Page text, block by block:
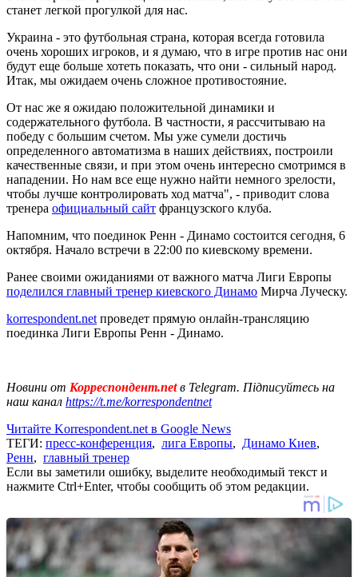
станет легкой прогулкой для нас.
Украина - это футбольная страна, которая всегда готовила
очень хороших игроков, и я думаю, что в игре против нас они
будут еще больше хотеть показать, что они - сильный народ.
Итак, мы ожидаем очень сложное противостояние.
От нас же я ожидаю положительной динамики и
содержательного футбола. В частности, я рассчитываю на
победу с большим счетом. Мы уже сумели достичь
определенного автоматизма в наших действиях, построили
качественные связи, и при этом очень интересно смотримся в
нападении. Но нам все еще нужно найти немного зрелости,
чтобы лучше контролировать ход матча", - приводит слова
тренера официальный сайт французского клуба.
Напомним, что поединок Ренн - Динамо состоится сегодня, 6
октября. Начало встречи в 22:00 по киевскому времени.
Ранее своими ожиданиями от важного матча Лиги Европы
поделился главный тренер киевского Динамо Мирча Луческу.
korrespondent.net проведет прямую онлайн-трансляцию
поединка Лиги Европы Ренн - Динамо.
Новини от Корреспондент.netв Telegram. Підписуйтесь на
наш канал https://t.me/korrespondentnet
Читайте Korrespondent.net в Google News
ТЕГИ: пресс-конференция, лига Европы, Динамо Киев,
Ренн, главный тренер
Если вы заметили ошибку, выделите необходимый текст и
нажмите Ctrl+Enter, чтобы сообщить об этом редакции.